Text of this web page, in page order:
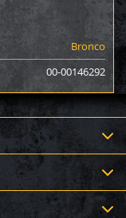
Bronco
00-00146292